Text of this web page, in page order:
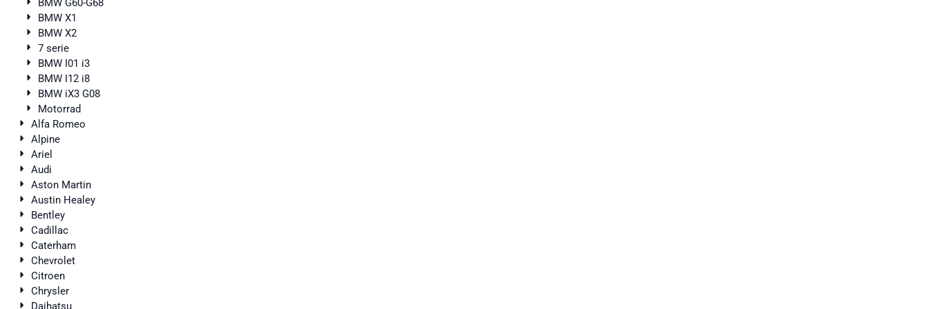
BMW G60-G68
BMW X1
BMW X2
7 serie
BMW I01 i3
BMW I12 i8
BMW iX3 G08
Motorrad
Alfa Romeo
Alpine
Ariel
Audi
Aston Martin
Austin Healey
Bentley
Cadillac
Caterham
Chevrolet
Citroen
Chrysler
Daihatsu